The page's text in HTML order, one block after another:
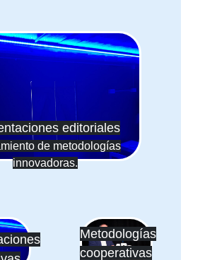
editoriales
de metodologías
innovadoras.
Metodologías
cooperativas